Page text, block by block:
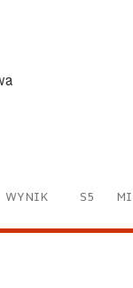
WYNIK S5